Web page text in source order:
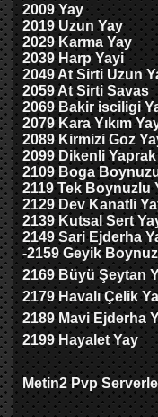
2009 Yay
2019 Uzun Yay
2029 Karma Yay
2039 Harp Yayi
2049 At Sirti Uzun
2059 At Sirti Savas
2069 Bakir isciligi
2079Kara Yıkım
2089 Kirmizi Goz
2099 Dikenli
2109 Boga
2119 Tek Boynuzlu
2129 Dev Kanatli
2139 Kutsal Sert
2149 Sari Ejderha
-2159 Geyik
2169 Büyü Şeytan
2179 Havalı Çelik
2189 Mavi Ejderha
2199 Hayalet Yay
Metin2 Pvp